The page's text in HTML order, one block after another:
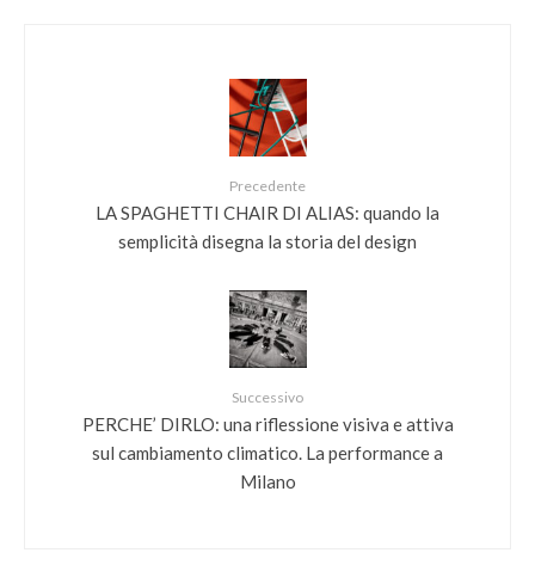
Precedente
LA SPAGHETTI CHAIR DI ALIAS: quando la
semplicità disegna la storia del design
Successivo
PERCHE’ DIRLO: una riflessione visiva e attiva
sul cambiamento climatico. La performance a
Milano